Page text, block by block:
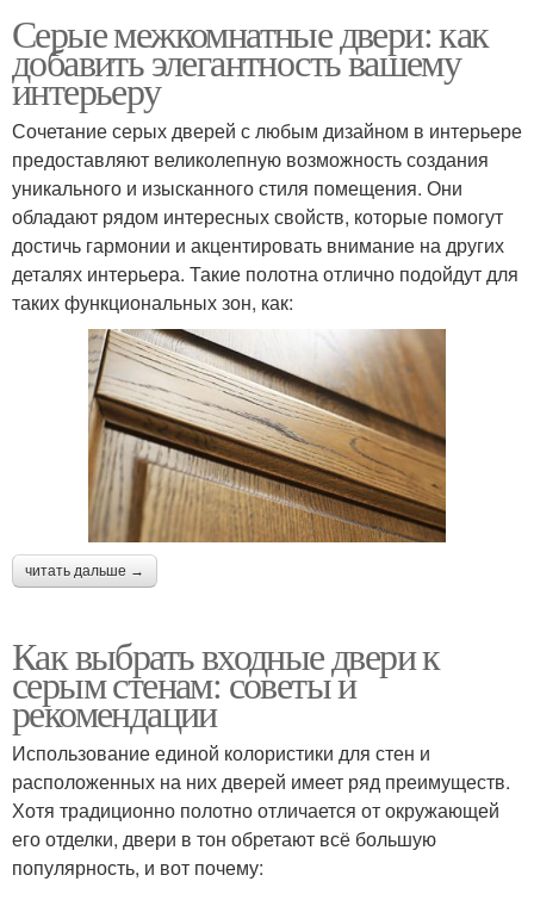
Серые межкомнатные двери: как
добавить элегантность вашему
интерьеру
Сочетание серых дверей с любым дизайном в интерьере
предоставляют великолепную возможность создания
уникального и изысканного стиля помещения. Они
обладают рядом интересных свойств, которые помогут
достичь гармонии и акцентировать внимание на других
деталях интерьера. Такие полотна отлично подойдут для
таких функциональных зон, как:
читать дальше →
Как выбрать входные двери к
серым стенам: советы и
рекомендации
Использование единой колористики для стен и
расположенных на них дверей имеет ряд преимуществ.
Хотя традиционно полотно отличается от окружающей
его отделки, двери в тон обретают всё большую
популярность, и вот почему: